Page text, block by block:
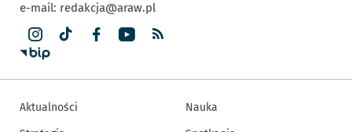
e-mail: redakcja@araw.pl
Aktualności
Nauka